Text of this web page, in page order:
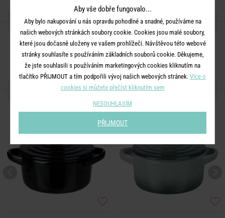
SDÍLEJTE S PŘÁTELI
DALŠÍ PRODUKTY ZE SÉRIE
Aby vše dobře fungovalo...
Aby bylo nakupování u nás opravdu pohodlné a snadné, používáme na
našich webových stránkách soubory cookie. Cookies jsou malé soubory,
které jsou dočasně uloženy ve vašem prohlížeči. Návštěvou této webové
stránky souhlasíte s používáním základních souborů cookie. Děkujeme,
že jste souhlasili s používáním marketingových cookies kliknutím na
tlačítko PŘIJMOUT a tím podpořili vývoj našich webových stránek. Více o
cookies si můžete přečíst kliknutím sem
NESOUHLASÍM
PŘIJMOUT